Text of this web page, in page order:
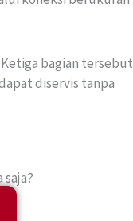
bagian tersebut
diservis tanpa